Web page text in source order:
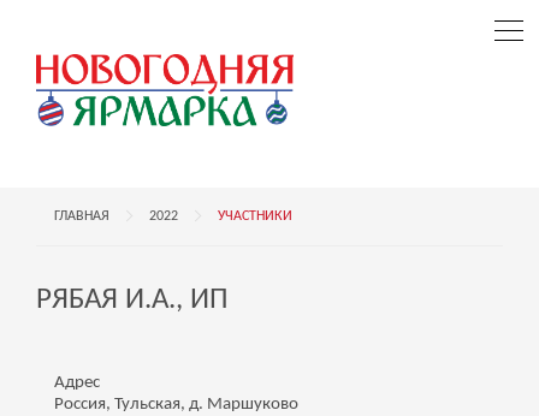
ГЛАВНАЯ 2022 УЧАСТНИКИ
РЯБАЯ И.А., ИП
Адрес
Россия, Тульская, д. Маршуково